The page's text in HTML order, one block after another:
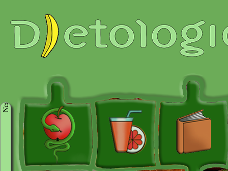
Neaktivni